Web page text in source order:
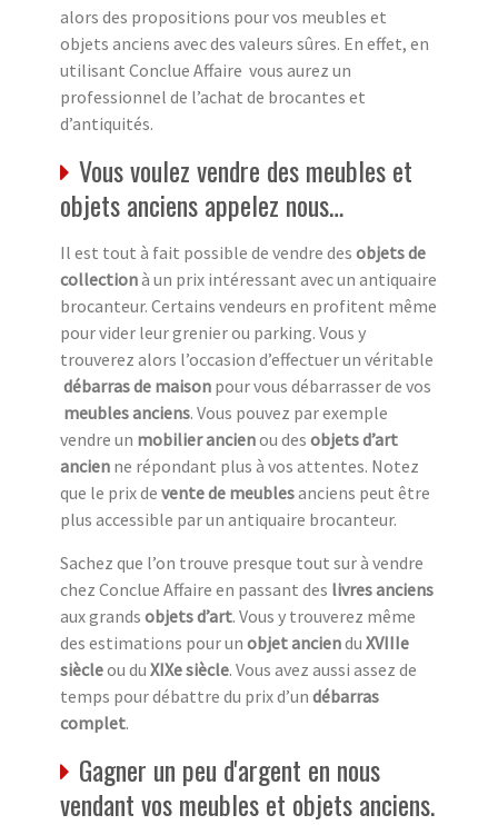
alors des propositions pour vos meubles et
objets anciens avec des valeurs sûres. En effet, en
utilisant Conclue Affaire vous aurez un
professionnel de l’achat de brocantes et
d’antiquités.
Vous voulez vendre des meubles et
objets anciens appelez nous…
Il est tout à fait possible de vendre des objets de
collectionà un prix intéressant avec un antiquaire
brocanteur. Certains vendeurs en profitent même
pour vider leur grenier ou parking. Vous y
trouverez alors l’occasion d’effectuer un véritable
débarras de maison pour vous débarrasser de vos
meubles anciens. Vous pouvez par exemple
vendre un mobilier ancienou des objets d’art
ancien ne répondant plus à vos attentes. Notez
que le prix de vente de meublesanciens peut être
plus accessible par un antiquaire brocanteur.
Sachez que l’on trouve presque tout sur à vendre
chez Conclue Affaire en passant des livres anciens
aux grands objets d’art. Vous y trouverez même
des estimations pour un objet anciendu XVIIIe
siècleou du XIXe siècle. Vous avez aussi assez de
temps pour débattre du prix d’un débarras
complet.
Gagner un peu d'argent en nous
vendant vos meubles et objets anciens.